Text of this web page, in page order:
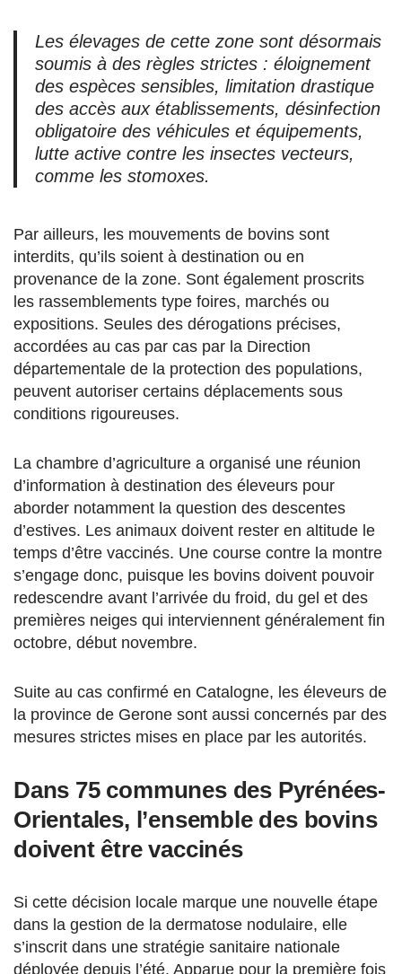
Les élevages de cette zone sont désormais
soumis à des règles strictes : éloignement
des espèces sensibles, limitation drastique
des accès aux établissements, désinfection
obligatoire des véhicules et équipements,
lutte active contre les insectes vecteurs,
comme les stomoxes.
Par ailleurs, les mouvements de bovins sont
interdits, qu’ils soient à destination ou en
provenance de la zone. Sont également proscrits
les rassemblements type foires, marchés ou
expositions. Seules des dérogations précises,
accordées au cas par cas par la Direction
départementale de la protection des populations,
peuvent autoriser certains déplacements sous
conditions rigoureuses.
La chambre d’agriculture a organisé une réunion
d’information à destination des éleveurs pour
aborder notamment la question des descentes
d’estives. Les animaux doivent rester en altitude le
temps d’être vaccinés. Une course contre la montre
s’engage donc, puisque les bovins doivent pouvoir
redescendre avant l’arrivée du froid, du gel et des
premières neiges qui interviennent généralement fin
octobre, début novembre.
Suite au cas confirmé en Catalogne, les éleveurs de
la province de Gerone sont aussi concernés par des
mesures strictes mises en place par les autorités.
Dans 75 communes des Pyrénées-
Orientales, l’ensemble des bovins
doivent être vaccinés
Si cette décision locale marque une nouvelle étape
dans la gestion de la dermatose nodulaire, elle
s’inscrit dans une stratégie sanitaire nationale
déployée depuis l’été. Apparue pour la première fois